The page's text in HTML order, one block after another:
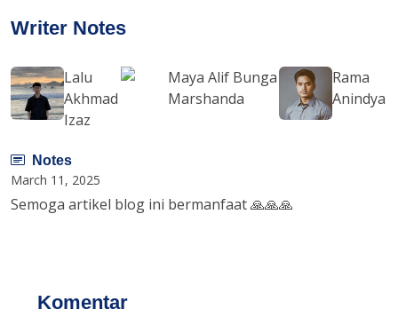
Writer Notes
Lalu
Akhmad
Izaz
Maya Alif Bunga
Marshanda
Rama
Anindya
Notes
March 11, 2025
Semoga artikel blog ini bermanfaat 🙏🙏🙏
Komentar